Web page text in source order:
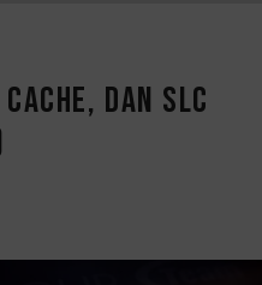
dan SLC